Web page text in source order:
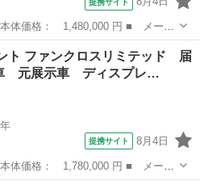
フト ■ グレード名： Ｇ 下取
レコ シートヒーター ＬＥＤヘ
ト ファンクロスリミテッド 届
元展示車 ディスプレ…
提携サイト 8月4日
ント ■ グレード名： ファンク